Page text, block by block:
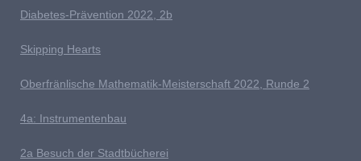
Diabetes-Prävention 2022, 2b
Skipping Hearts
Oberfränlische Mathematik-Meisterschaft 2022, Runde 2
4a: Instrumentenbau
2a Besuch der Stadtbücherei